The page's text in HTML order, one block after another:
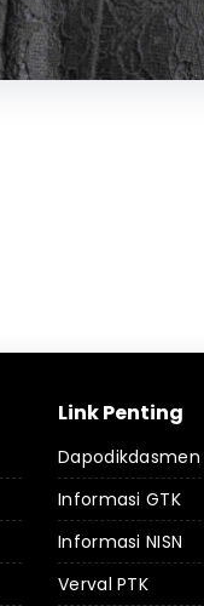
Link Penting
Dapodikdasmen
Informasi GTK
Informasi NISN
Verval PTK